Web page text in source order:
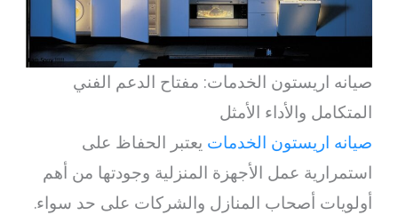
صيانه اريستون الخدمات: مفتاح الدعم الفني
المتكامل والأداء الأمثل
صيانه اريستون الخدمات يعتبر الحفاظ على
استمرارية عمل الأجهزة المنزلية وجودتها من أهم
أولويات أصحاب المنازل والشركات على حد سواء.